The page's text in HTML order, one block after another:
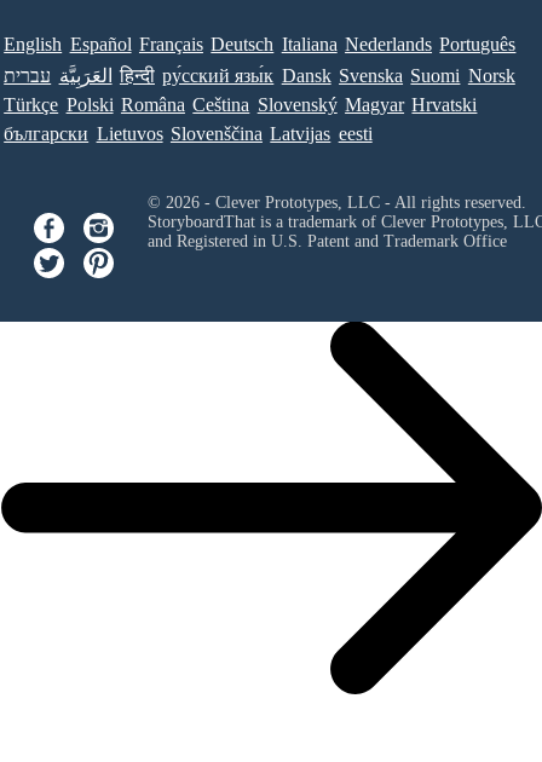
English Español Français Deutsch Italiana Nederlands Português
עברית العَرَبِيَّة हिन्दी ру́сский язы́к Dansk Svenska Suomi Norsk
Türkçe Polski Româna Ceština Slovenský Magyar Hrvatski
български Lietuvos Slovenščina Latvijas eesti
© 2026 - Clever Prototypes, LLC - All rights reserved.
StoryboardThat is a trademark of Clever Prototypes,
and Registered in U.S. Patent and Trademark Office